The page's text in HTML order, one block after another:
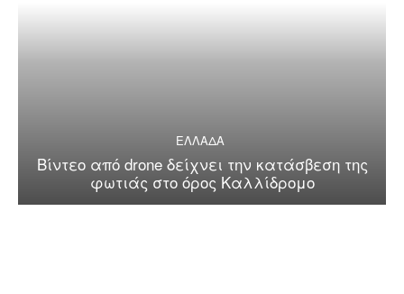
ΕΛΛΑΔΑ
Βίντεο από drone δείχνει την κατάσβεση της
φωτιάς στο όρος Καλλίδρομο